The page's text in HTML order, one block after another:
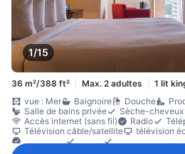
1/15
36 m²/388 ft² Max. 2 adultes
1 lit
vue : Mer
Baignoire Douche
Salle de bains privée
Sèche-cheveux
Accès internet (sans fil)
Radio
Télévision câble/satellite
télévision
Concierge
Réveil
Service de